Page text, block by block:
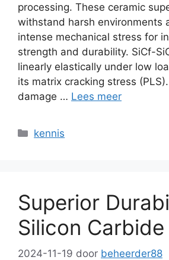
processing. These ceramic
withstand harsh environments
intense mechanical stress for
strength and durability. SiCf-
linearly elastically under low
its matrix cracking stress (PLS).
damage … Lees meer
Categorieën
kennis
Superior
Silicon Carbide
2024-11-19 door beheerder88